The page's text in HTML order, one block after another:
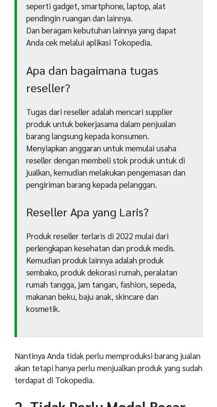
seperti gadget, smartphone, laptop, alat
pendingin ruangan dan lainnya.
Dan beragam kebutuhan lainnya yang dapat
Anda cek melalui aplikasi Tokopedia.
Apa dan bagaimana tugas
reseller?
Tugas dari reseller adalah mencari supplier
produk untuk bekerjasama dalam penjualan
barang langsung kepada konsumen.
Menyiapkan anggaran untuk memulai usaha
reseller dengan membeli stok produk untuk di
jualkan, kemudian melakukan pengemasan dan
pengiriman barang kepada pelanggan.
Reseller Apa yang Laris?
Produk reseller terlaris di 2022 mulai dari
perlengkapan kesehatan dan produk medis.
Kemudian produk lainnya adalah produk
sembako, produk dekorasi rumah, peralatan
rumah tangga, jam tangan, fashion, sepeda,
makanan beku, baju anak, skincare dan
kosmetik.
Nantinya Anda tidak perlu memproduksi barang jualan
akan tetapi hanya perlu menjualkan produk yang sudah
terdapat di Tokopedia.